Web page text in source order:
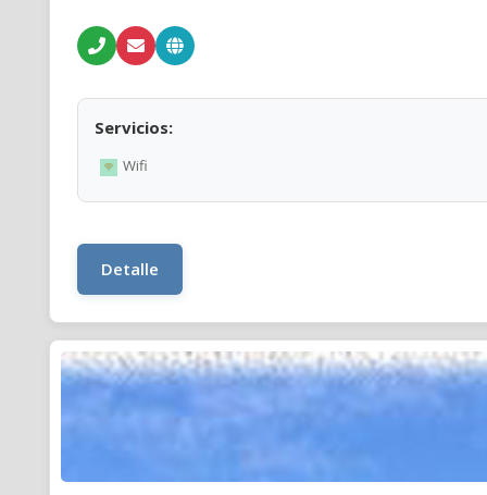
Servicios:
Wifi
Detalle